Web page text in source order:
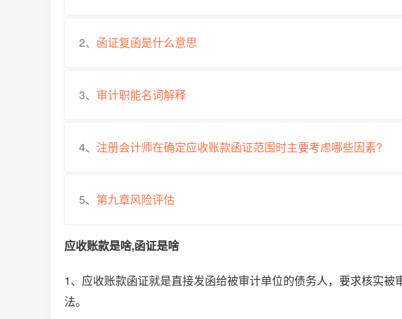
2、 函证复函是什么意思
3、 审计职能名词解释
4、 注册会计师在确定应收账款函证范围时主要考虑哪些因素?
5、 第九章风险评估
应收账款是啥,函证是啥
1、应收账款函证就是直接发函给被审计单位的债务人，要求核实
法。